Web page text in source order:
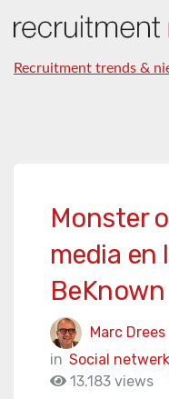
Recruitment trends &
Monster
media en
BeKnown
Marc Drees
in Social netwerk
13.183 views